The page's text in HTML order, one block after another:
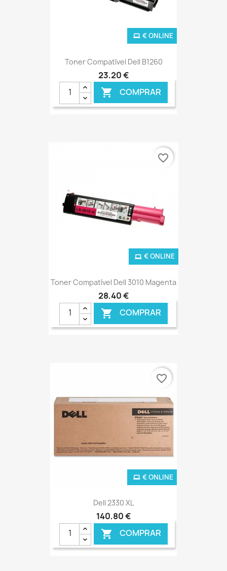
Toner Compatível Dell B1260
23,20 €
 COMPRAR
€ ONLINE
Toner Compatível Dell 3010 Magenta
28,40 €
 COMPRAR
€ ONLINE
favorite_border
Dell 2330 XL
140,80 €
 COMPRAR
€ ONLINE
favorite_border